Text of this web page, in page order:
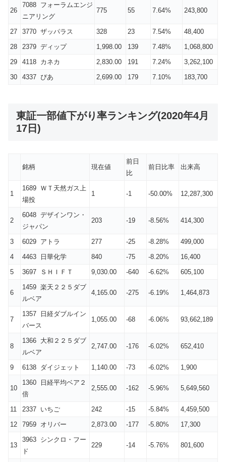
26
7088 フォーラムエンジ
ニアリング
775 55 7.64% 243,800
27 3770 ザッパラス 328 23 7.54%
48,400
28
2379 ディップ 1,998.00 139 7.48%
1,068,800
29
4118 カネカ 2,830.00 191 7.24%
3,262,100
30
4337 ぴあ 2,699.00 179 7.10% 183,700
東証一部値下がり率ランキング(2020年4月
17日)
銘柄 現在値
前日
比
前日比率 出来高
1
1689 ＷＴ天然ガス上
場投
1 -1 -50.00% 12,287,300
2
6048 デザインワン・
ジャパン
203 -19 -8.56% 414,300
3 6029 アトラ 277 -25 -8.28%
499,000
4
4463 日華化学 840 -75 -8.20%
16,400
5
3697 ＳＨＩＦＴ 9,030.00 -640 -6.62% 605,100
6
1459 楽天２２５ダブ
ルベア
4,165.00 -275 -6.19% 1,464,873
7
1357 日経ダブルイン
バース
1,055.00 -68 -6.06% 93,662,189
8
1366 大和２２５ダブ
ルベア
2,747.00 -176 -6.02% 652,410
9 6138 ダイジェット 1,140.00 -73 -6.02% 1,900
10
1360 日経平均ベア２
倍
2,555.00 -162 -5.96% 5,649,560
11 2337 いちご 242 -15 -5.84%
4,459,500
12
7959 オリバー 2,873.00 -177 -5.80% 17,300
13
3963 シンクロ・フー
ド
229 -14 -5.76% 801,600